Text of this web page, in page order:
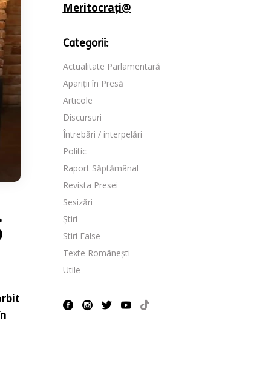
Meritocrați@
Categorii:
Actualitate Parlamentară
Apariții în Presă
Articole
Discursuri
Întrebări / interpelări
Politic
Raport Săptămânal
Revista Presei
Sesizări
Știri
Stiri False
Texte Românești
Utile